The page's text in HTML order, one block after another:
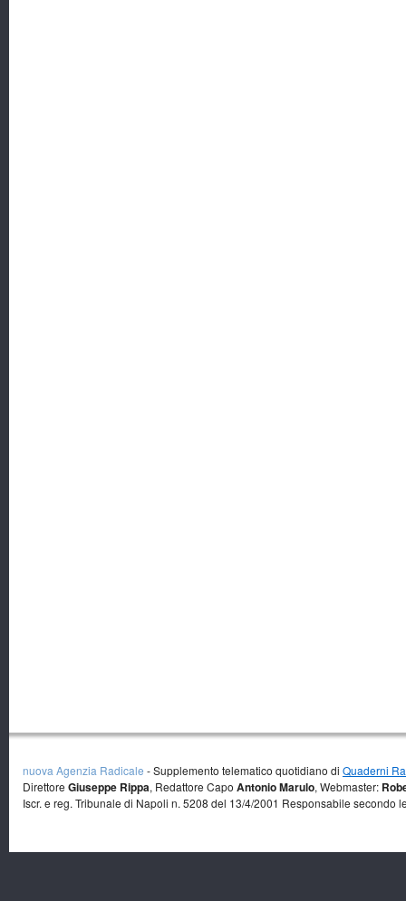
nuova Agenzia Radicale - Supplemento telematico quotidiano di Quaderni
Direttore Giuseppe Rippa, Redattore Capo Antonio Marulo, Webmaster:
Iscr. e reg. Tribunale di Napoli n. 5208 del 13/4/2001 Responsabile secondo